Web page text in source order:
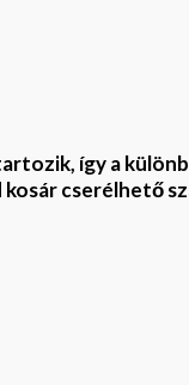
így a
kosár cserélhető